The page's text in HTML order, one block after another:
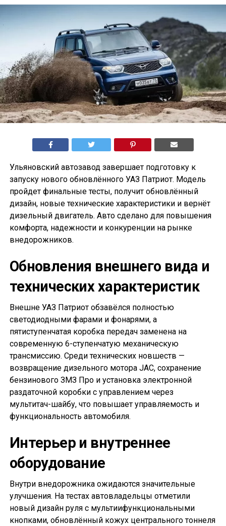
Ульяновский автозавод завершает подготовку к
запуску нового обновлённого УАЗ Патриот. Модель
пройдет финальные тесты, получит обновлённый
дизайн, новые технические характеристики и вернёт
дизельный двигатель. Авто сделано для повышения
комфорта, надежности и конкуренции на рынке
внедорожников.
Обновления внешнего вида и
технических характеристик
Внешне УАЗ Патриот обзавёлся полностью
светодиодными фарами и фонарями, а
пятиступенчатая коробка передач заменена на
современную 6-ступенчатую механическую
трансмиссию. Среди технических новшеств —
возвращение дизельного мотора JAC, сохранение
бензинового ЗМЗ Про и установка электронной
раздаточной коробки с управлением через
мультитач-шайбу, что повышает управляемость и
функциональность автомобиля.
Интерьер и внутреннее
оборудование
Внутри внедорожника ожидаются значительные
улучшения. На тестах автовладельцы отметили
новый дизайн руля с мультиифункциональными
кнопками, обновлённый кожух центрального тоннеля